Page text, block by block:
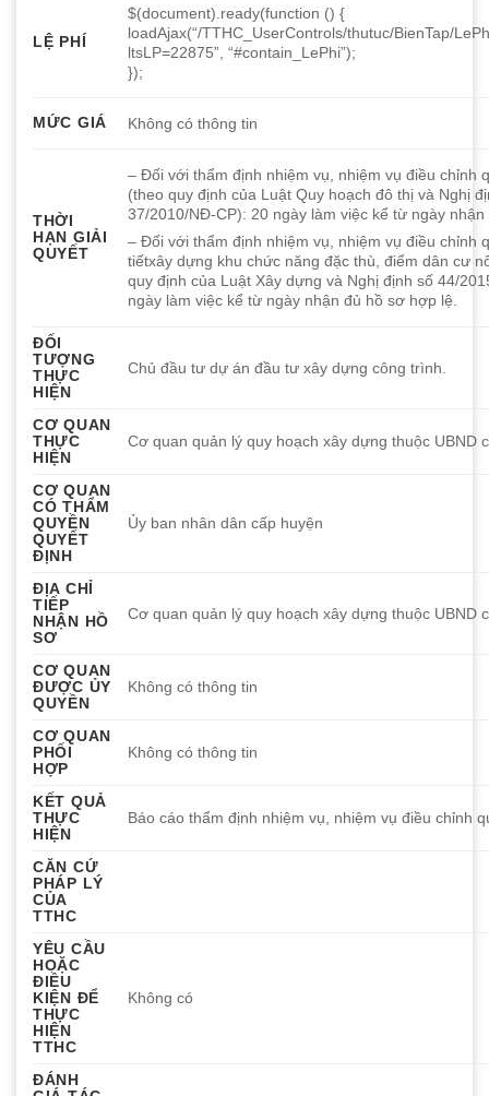
LỆ PHÍ
$(document).ready(function () {
loadAjax(“/TTHC_UserControls/thutuc/BienTap/
ltsLP=22875”, “#contain_LePhi”);
});
MỨC GIÁ Không có thông tin
THỜI
HẠN GIẢI
QUYẾT
– Đối với thẩm định nhiệm vụ, nhiệm vụ điều chỉnh
(theo quy định của Luật Quy hoạch đô thị và Nghị
37/2010/NĐ-CP): 20 ngày làm việc kể từ ngày
– Đối với thẩm định nhiệm vụ, nhiệm vụ điều chỉnh
tiếtxây dựng khu chức năng đặc thù, điểm dân cư
quy định của Luật Xây dựng và Nghị định số 44/
ngày làm việc kể từ ngày nhận đủ hồ sơ hợp lệ.
ĐỐI
TƯỢNG
THỰC
HIỆN
Chủ đầu tư dự án đầu tư xây dựng công trình.
CƠ QUAN
THỰC
HIỆN
Cơ quan quản lý quy hoạch xây dựng thuộc UBND
CƠ QUAN
CÓ THẨM
QUYỀN
QUYẾT
ĐỊNH
Ủy ban nhân dân cấp huyện
ĐỊA CHỈ
TIẾP
NHẬN HỒ
SƠ
Cơ quan quản lý quy hoạch xây dựng thuộc UBND
CƠ QUAN
ĐƯỢC ỦY
QUYỀN
Không có thông tin
CƠ QUAN
PHỐI
HỢP
Không có thông tin
KẾT QUẢ
THỰC
HIỆN
Báo cáo thẩm định nhiệm vụ, nhiệm vụ điều chỉnh
CĂN CỨ
PHÁP LÝ
CỦA
TTHC
YÊU CẦU
HOẶC
ĐIỀU
KIỆN ĐỂ
THỰC
HIỆN
TTHC
Không có
ĐÁNH